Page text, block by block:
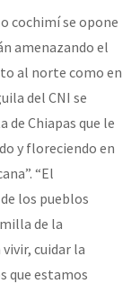
cochimí se opone
amenazando el
al norte como en
del CNI se
Chiapas que le
y floreciendo en
“El
los pueblos
de la
cuidar la
que estamos